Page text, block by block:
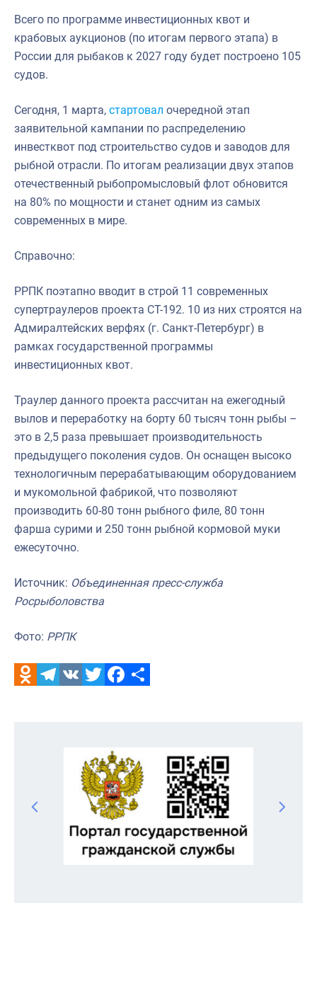
Всего по программе инвестиционных квот и
крабовых аукционов (по итогам первого этапа) в
России для рыбаков к 2027 году будет построено 105
судов.
Сегодня, 1 марта, стартовал очередной этап
заявительной кампании по распределению
инвестквот под строительство судов и заводов для
рыбной отрасли. По итогам реализации двух этапов
отечественный рыбопромысловый флот обновится
на 80% по мощности и станет одним из самых
современных в мире.
Справочно:
РРПК поэтапно вводит в строй 11 современных
супертраулеров проекта СТ-192. 10 из них строятся на
Адмиралтейских верфях (г. Санкт-Петербург) в
рамках государственной программы
инвестиционных квот.
Траулер данного проекта рассчитан на ежегодный
вылов и переработку на борту 60 тысяч тонн рыбы –
это в 2,5 раза превышает производительность
предыдущего поколения судов. Он оснащен высоко
технологичным перерабатывающим оборудованием
и мукомольной фабрикой, что позволяют
производить 60-80 тонн рыбного филе, 80 тонн
фарша сурими и 250 тонн рыбной кормовой муки
ежесуточно.
Источник: Объединенная пресс-служба
Росрыболовства
Фото: РРПК